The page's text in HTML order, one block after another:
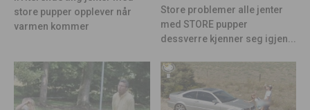
store pupper opplever når
varmen kommer
Store problemer alle jenter
med STORE pupper
dessverre kjenner seg igjen...